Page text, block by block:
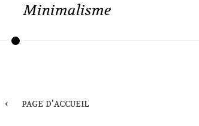
Minimalisme
page d'accueil